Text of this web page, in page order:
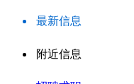
最新信息
附近信息